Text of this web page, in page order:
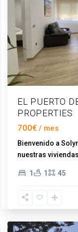
EL PUERTO
PROPERTIES
700€
Bienvenido a
nuestras
1 1
45
Peñoncillo,
Torrox